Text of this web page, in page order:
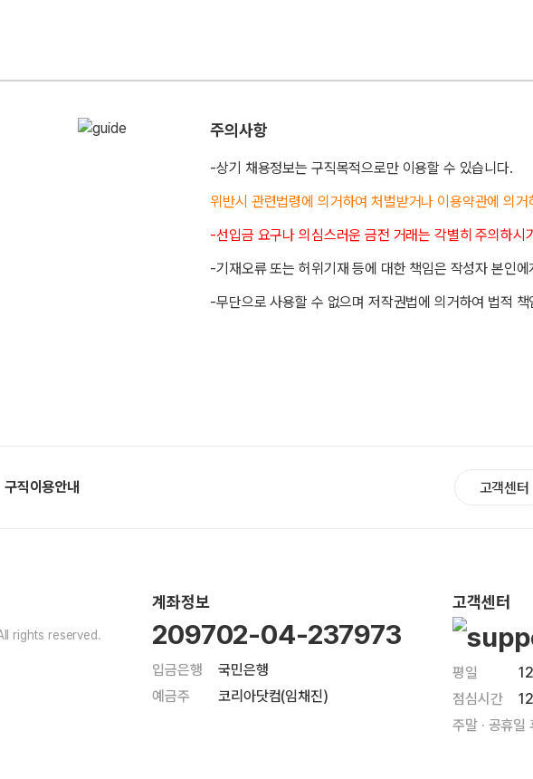
주의사항
-상기 채용정보는 구직목적으로만 이용할 수 있습니다.
위반시 관련법령에 의거하여 처벌받거나 이용약관에 의
-선입금 요구나 의심스러운 금전 거래는 각별히 주의하시
-기재오류 또는 허위기재 등에 대한 책임은 작성자 본인에
-무단으로 사용할 수 없으며 저작권법에 의거하여 법적
구직이용안내 고객센터
rights reserved.
계좌정보
209702-04-237973
입금은행
국민은행
예금주
코리아닷컴(임채진)
고객센터
평일
점심시간
주말 · 공휴일